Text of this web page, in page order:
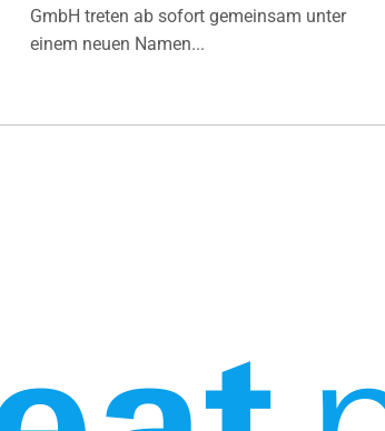
GmbH treten ab sofort gemeinsam unter
einem neuen Namen...